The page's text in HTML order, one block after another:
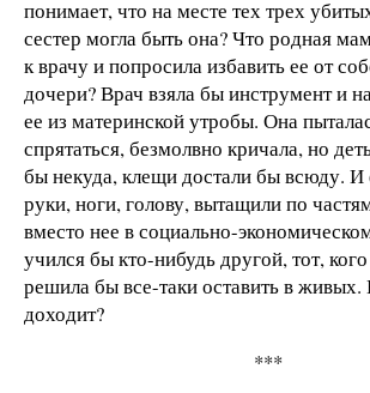
понимает, что на месте тех трех
сестер могла быть она? Что родная
к врачу и попросила избавить ее от
дочери? Врач взяла бы инструмент и
ее из материнской утробы. Она
спрятаться, безмолвно кричала, но
бы некуда, клещи достали бы всюду. И
руки, ноги, голову, вытащили по
вместо нее в социально-
учился бы кто-нибудь другой, тот,
решила бы все-таки оставить в живых.
доходит?
***